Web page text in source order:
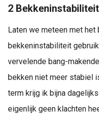
2 Bekkeninstabiliteit
Laten we meteen met het
bekkeninstabiliteit
vervelende bang-
bekken niet meer stabiel
term krijg ik bijna
eigenlijk geen klachten